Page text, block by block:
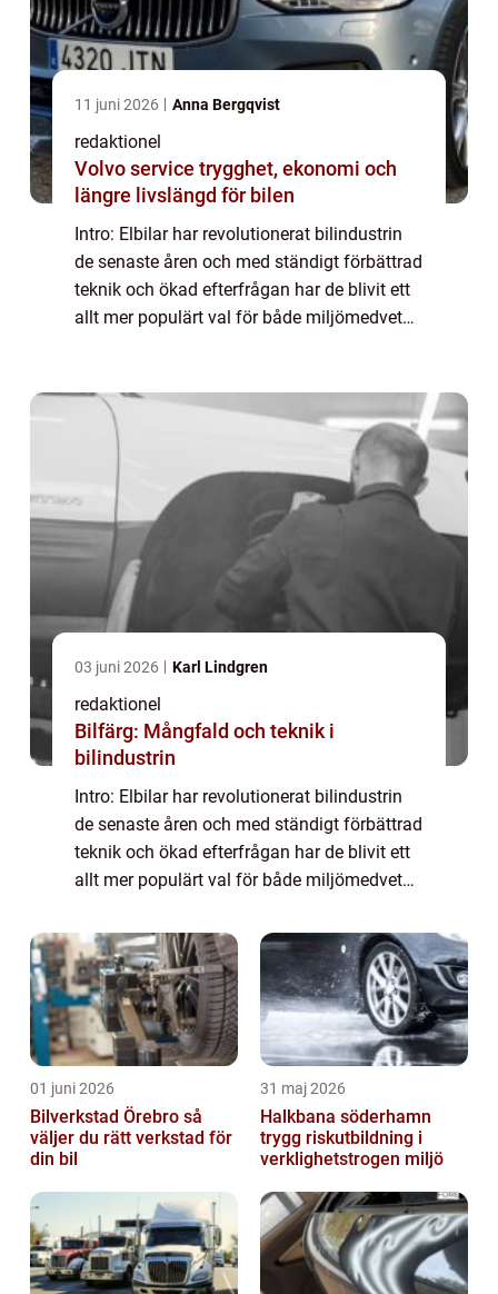
11 juni 2026 Anna Bergqvist
redaktionel
Volvo service trygghet, ekonomi och
längre livslängd för bilen
Intro: Elbilar har revolutionerat bilindustrin
de senaste åren och med ständigt förbättrad
teknik och ökad efterfrågan har de blivit ett
allt mer populärt val för både miljömedvetna
03 juni 2026 Karl Lindgren
redaktionel
Bilfärg: Mångfald och teknik i
bilindustrin
Intro: Elbilar har revolutionerat bilindustrin
de senaste åren och med ständigt förbättrad
teknik och ökad efterfrågan har de blivit ett
allt mer populärt val för både miljömedvetna
efterlängtade funktionerna ...
01 juni 2026
Bilverkstad Örebro så
väljer du rätt verkstad för
din bil
31 maj 2026
Halkbana söderhamn
trygg riskutbildning i
verklighetstrogen miljö